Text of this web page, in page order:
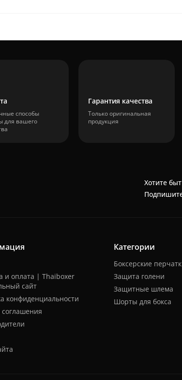
способы
для вашего
Гарантия качества
Только оригинальная
продукция
Хотите
и оплата | Thaiboxer
сайт
конфиденциальности
Категории
Боксерские
Защита голени
Защитные шлема
Шорты для бокса